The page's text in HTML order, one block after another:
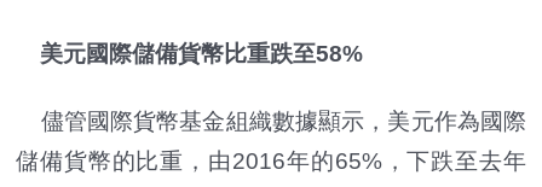
美元國際儲備貨幣比重跌至58%
儘管國際貨幣基金組織數據顯示，美元作為國際
儲備貨幣的比重，由2016年的65%，下跌至去年